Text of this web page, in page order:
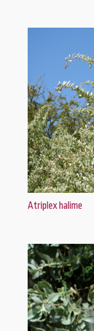
Atriplex halime